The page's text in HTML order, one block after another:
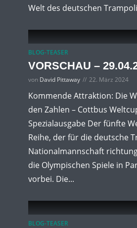
Welt des deutschen
BLOG-TEASER
VORSCHAU –
von David Pittaway 22. März 2024
Kommende Attraktion: Die
den Zahlen – Cottbus
Spezialausgabe Der fünfte
Reihe, der für die deutsche
Nationalmannschaft
die Olympischen Spiele in
vorbei. Die...
BLOG-TEASER